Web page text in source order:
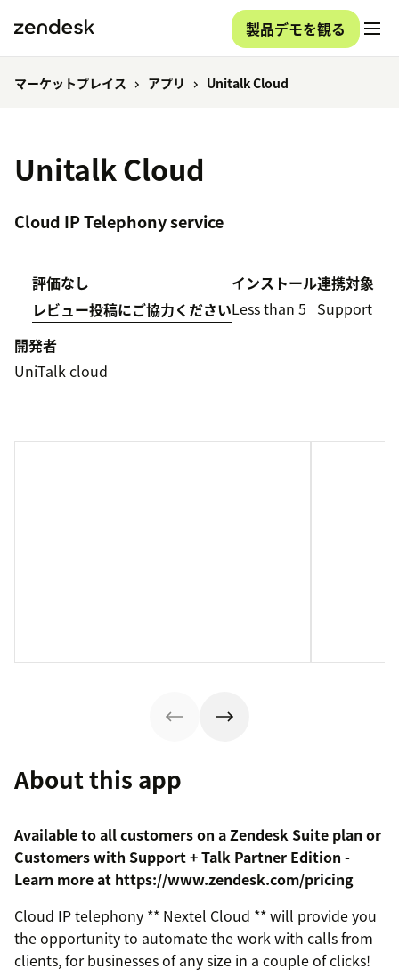
製品デモを観る
マーケットプレイス アプリ Unitalk Cloud
Unitalk Cloud
Cloud IP Telephony service
評価なし
レビュー投稿にご協力ください
インストール
Less than 5
連携対象
Support
開発者
UniTalk cloud
About this app
Available to all customers on a Zendesk Suite plan or
Customers with Support + Talk Partner Edition -
Learn more at https://www.zendesk.com/pricing
Cloud IP telephony ** Nextel Cloud ** will provide you
the opportunity to automate the work with calls from
clients, for businesses of any size in a couple of clicks!